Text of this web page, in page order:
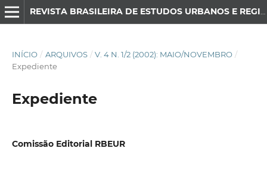
INÍCIO / ARQUIVOS / V. 4 N. 1/2 (2002): MAIO/NOVEMBRO /
Expediente
Expediente
Comissão Editorial RBEUR